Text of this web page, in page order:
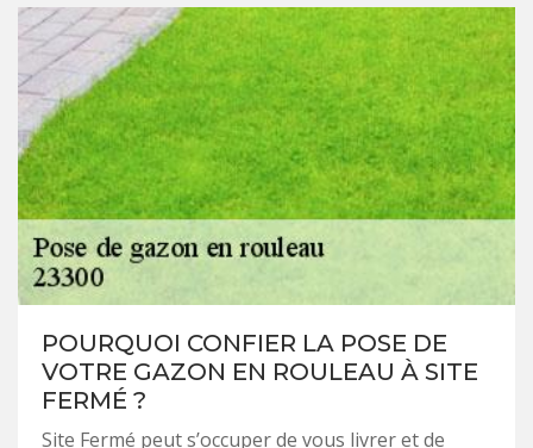
POURQUOI CONFIER LA POSE DE
VOTRE GAZON EN ROULEAU À SITE
FERMÉ ?
Site Fermé peut s’occuper de vous livrer et de